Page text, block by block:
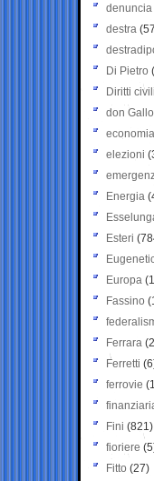
denuncia
destra
Di Pietro
Diritti civili
don Gallo
economia
elezioni
Energia
Esteri
Europa
Fassino
Ferrara
Ferretti
ferrovie
Fini (821)
fioriere
Fitto (27)